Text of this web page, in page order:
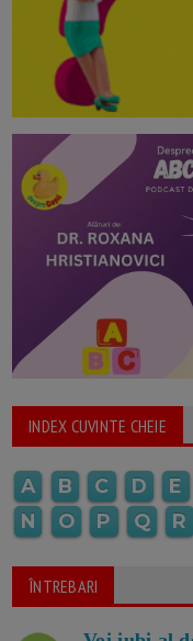
INDEX CUVINTE CHEIE
A B C D E
N
O P Q R
ÎNTREBARI